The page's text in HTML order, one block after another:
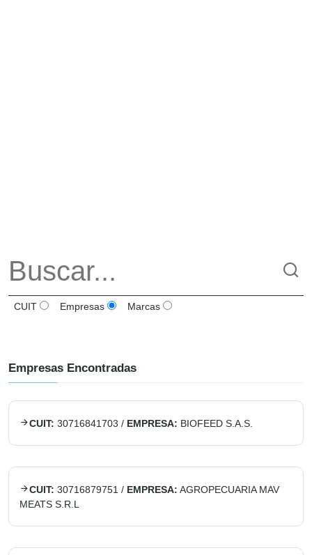
CUIT Empresas Marcas
Empresas Encontradas
CUIT: 30716841703 / EMPRESA: BIOFEED S.A.S.
CUIT: 30716879751 / EMPRESA: AGROPECUARIA MAV
MEATS S.R.L